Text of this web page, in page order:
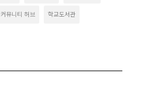
커뮤니티 허브 학교도서관